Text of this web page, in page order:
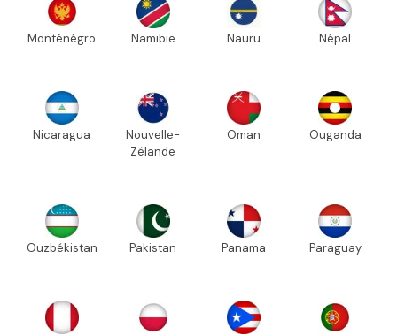
Monténégro Namibie Nauru Népal
Nicaragua
Nouvelle-
Zélande
Oman Ouganda
Ouzbékistan Pakistan Panama Paraguay